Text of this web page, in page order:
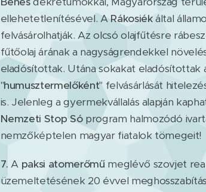
ellehetetlenítésével. ARákosiékáltal
felvásárolhatják. Az olcsó olajfűtésre
fűtőolaj árának a nagyságrendekkel
eladósítottak. Utána sokakat
"humusztermelőként" felvásárlását
is. Jelenleg a gyermekvállalás alapján
Nemzeti Stop Só program halmozódó
nemzőképtelen magyar fiatalok tömegeit!
7. A paksi atomerőműmeglévő szovjet
üzemeltetésének 20 évvel